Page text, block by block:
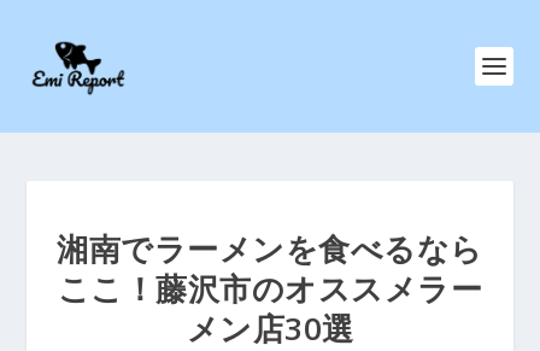
湘南でラーメンを食べるなら
ここ！藤沢市のオススメラー
メン店30選